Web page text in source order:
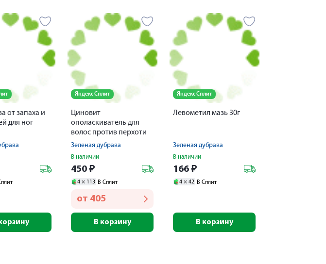
от запаха и
для ног
Яндекс Сплит
Циновит
ополаскиватель для
волос против перхоти
для ежедневного
Зеленая дубрава
В наличии
450 ₽
4 × 113 В Сплит
от 405
В корзину
Яндекс Сплит
Левометил мазь 30г
Зеленая дубрава
В наличии
166 ₽
4 × 42 В Сплит
В корзину